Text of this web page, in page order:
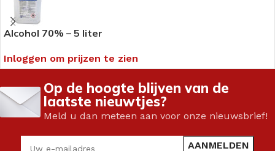
Alcohol 70% – 5 liter
Inloggen om prijzen te zien
Op de hoogte blijven van de
laatste nieuwtjes?
Meld u dan meteen aan voor onze nieuwsbrief!